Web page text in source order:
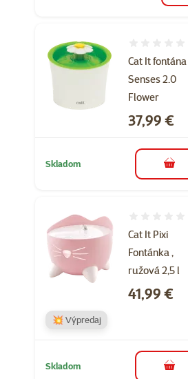
Cat It fontána
Senses 2.0
Flower
Cena
37,99 €
Skladom do
Cat It Pixi
Fontánka ,
ružová 2,5 l
Cena
41,99 €
💥 Výpredaj
Skladom do